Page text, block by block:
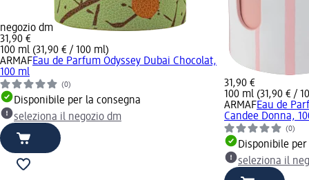
negozio dm
31,90 €
100 ml (31,90 € / 100 ml)
ARMAFEau de Parfum Odyssey Dubai Chocolat,
100 ml
(0)
Disponibile per la consegna
seleziona il negozio dm
31,90 €
100 ml (31,90 € /
ARMAFEau de
Candee Donna,
(0)
Disponibile
seleziona il